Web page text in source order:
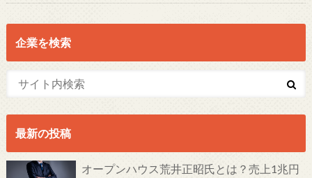
企業を検索
最新の投稿
オープンハウス荒井正昭氏とは？売上1兆円